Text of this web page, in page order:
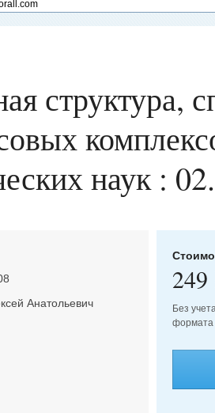
структура,
наук :
Анатольевич
249
Без
формата